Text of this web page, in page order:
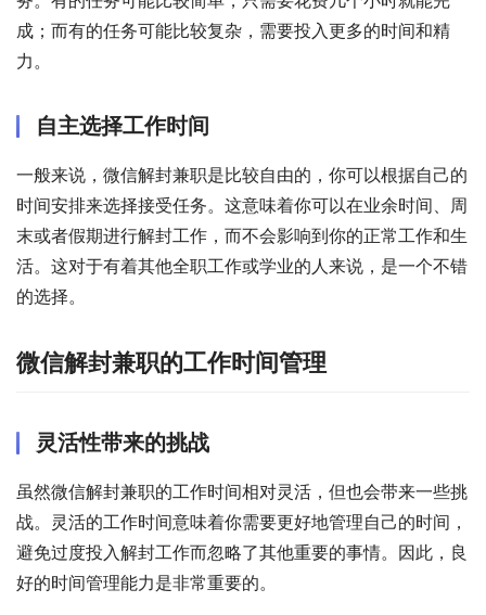
成；而有的任务可能比较复杂，需要投入更多的时间和精
力。
自主选择工作时间
一般来说，微信解封兼职是比较自由的，你可以根据自己的
时间安排来选择接受任务。这意味着你可以在业余时间、周
末或者假期进行解封工作，而不会影响到你的正常工作和生
活。这对于有着其他全职工作或学业的人来说，是一个不错
的选择。
微信解封兼职的工作时间管理
灵活性带来的挑战
虽然微信解封兼职的工作时间相对灵活，但也会带来一些挑
战。灵活的工作时间意味着你需要更好地管理自己的时间，
避免过度投入解封工作而忽略了其他重要的事情。因此，良
好的时间管理能力是非常重要的。